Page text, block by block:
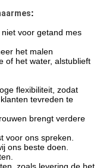
:
voor getand mes
het malen
of het water, alstublieft
flexibiliteit, zodat
tevreden te
brengt verdere
voor ons spreken.
ons beste doen.